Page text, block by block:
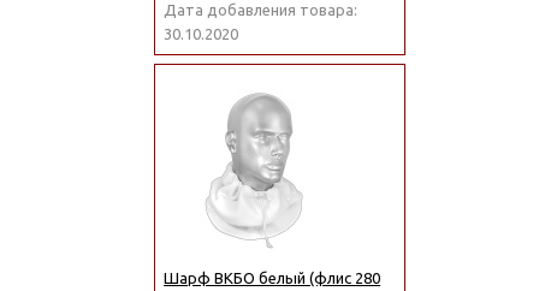
Дата добавления товара:
30.10.2020
Шарф ВКБО белый (флис 280